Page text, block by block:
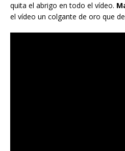
quita el abrigo en todo el vídeo.
el vídeo un colgante de oro que